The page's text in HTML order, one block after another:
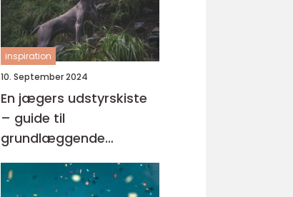
inspiration
10. September 2024
En jægers udstyrskiste
– guide til
grundlæggende
jagtudstyr